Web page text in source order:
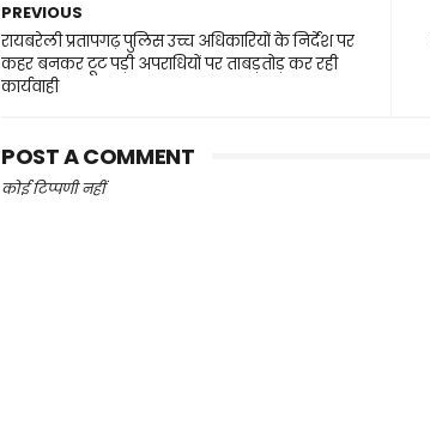
PREVIOUS
रायबरेली प्रतापगढ़ पुलिस उच्च अधिकारियों के निर्देश पर
कहर बनकर टूट पड़ी अपराधियों पर ताबड़तोड़ कर रही
कार्यवाही
POST A COMMENT
कोई टिप्पणी नहीं